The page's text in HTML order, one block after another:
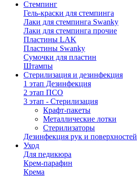
Стемпинг
Гель-краски для стемпинга
Лаки для стемпинга Swanky
Лаки для стемпинга прочие
Пластины LAK
Пластины Swanky
Сумочки для пластин
Штампы
Стерилизация и дезинфекция
1 этап Дезинфекция
2 этап ПСО
3 этап - Стерилизация
Крафт-пакеты
Металлические лотки
Стерилизаторы
Дезинфекция рук и поверхностей
Уход
Для педикюра
Крем-парафин
Крема